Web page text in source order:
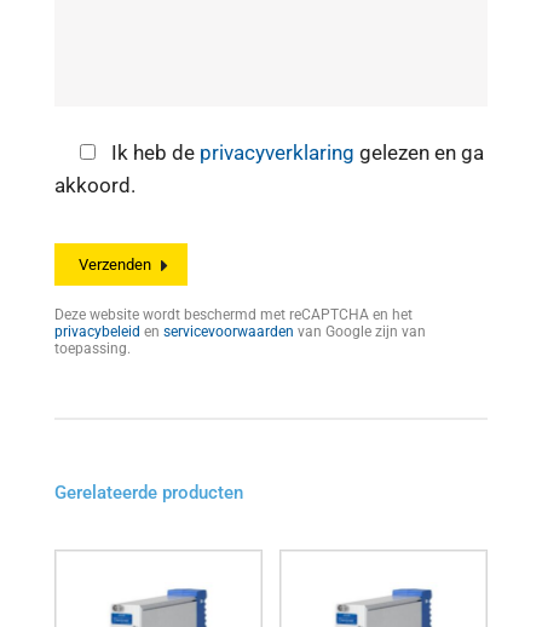
Ik heb de privacyverklaring gelezen en ga
akkoord.
Deze website wordt beschermd met reCAPTCHA en het
privacybeleid en servicevoorwaarden van Google zijn van
toepassing.
Gerelateerde producten